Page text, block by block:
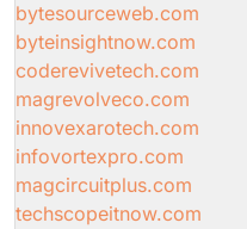
bytesourceweb.com
byteinsightnow.com
coderevivetech.com
magrevolveco.com
innovexarotech.com
infovortexpro.com
magcircuitplus.com
techscopeitnow.com